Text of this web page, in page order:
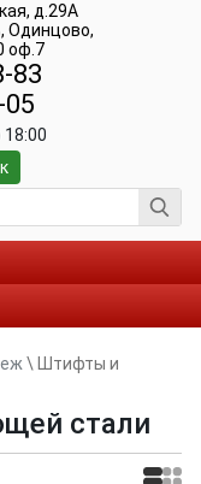
д.29А
Одинцово,
оф.7
83
18:00
\
Штифты и
стали